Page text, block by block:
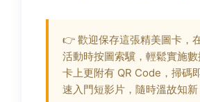
👉 歡迎保存這張精美圖卡，
活動時按圖索驥，輕鬆實施
卡上更附有 QR Code，掃碼
速入門短影片，隨時溫故知新